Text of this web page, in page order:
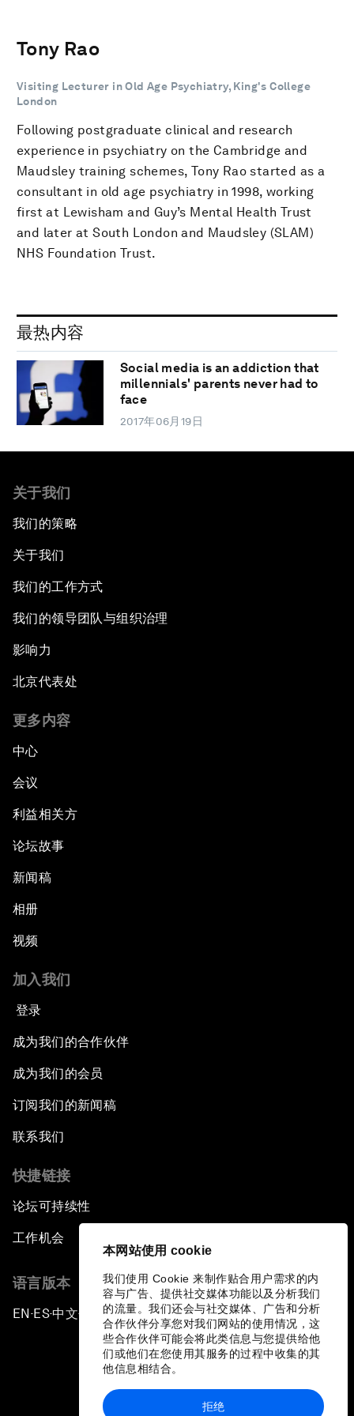
本网站使用 cookie
我们使用 Cookie 来制作贴合用户需求的内
容与广告、提供社交媒体功能以及分析我们
的流量。我们还会与社交媒体、广告和分析
合作伙伴分享您对我们网站的使用情况，这
些合作伙伴可能会将此类信息与您提供给他
们或他们在您使用其服务的过程中收集的其
他信息相结合。
拒绝
Tony Rao
Visiting Lecturer in Old Age Psychiatry, King's College
London
Following postgraduate clinical and research
experience in psychiatry on the Cambridge and
Maudsley training schemes, Tony Rao started as a
consultant in old age psychiatry in 1998, working
first at Lewisham and Guy’s Mental Health Trust
and later at South London and Maudsley (SLAM)
NHS Foundation Trust.
最热内容
Social media is an addiction that
millennials' parents never had to
face
2017年06月19日
关于我们
我们的策略
关于我们
我们的工作方式
我们的领导团队与组织治理
影响力
北京代表处
更多内容
中心
会议
利益相关方
论坛故事
新闻稿
相册
视频
加入我们
登录
成为我们的合作伙伴
成为我们的会员
订阅我们的新闻稿
联系我们
快捷链接
论坛可持续性
工作机会
语言版本
EN ▪ ES▪中文▪ 日本語